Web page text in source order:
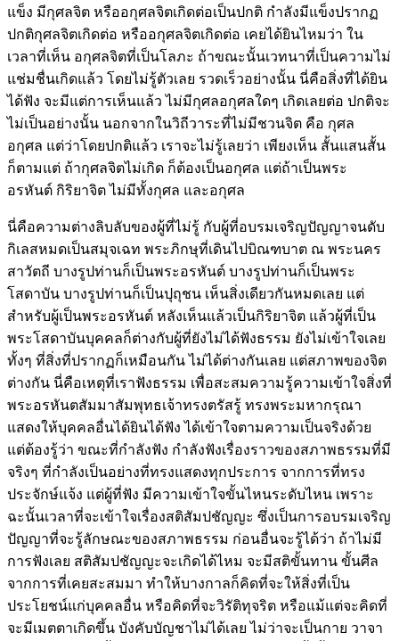
แข็ง มีกุศลจิต หรืออกุศลจิตเกิดต่อเป็นปกติ กำลังมีแข็งปรากฏ
ปกติกุศลจิตเกิดต่อ หรืออกุศลจิตเกิดต่อ เคยได้ยินไหมว่า ใน
เวลาที่เห็น อกุศลจิตที่เป็นโลภะ ถ้าขณะนั้นเวทนาที่เป็นความไม่
แช่มชื่นเกิดแล้ว โดยไม่รู้ตัวเลย รวดเร็วอย่างนั้น นี่คือสิ่งที่ได้ยิน
ได้ฟัง จะมีแต่การเห็นแล้ว ไม่มีกุศลอกุศลใดๆ เกิดเลยต่อ ปกติจะ
ไม่เป็นอย่างนั้น นอกจากในวิถีวาระที่ไม่มีชวนจิต คือ กุศล
อกุศล แต่ว่าโดยปกติแล้ว เราจะไม่รู้เลยว่า เพียงเห็น สั้นแสนสั้น
ก็ตามแต่ ถ้ากุศลจิตไม่เกิด ก็ต้องเป็นอกุศล แต่ถ้าเป็นพระ
อรหันต์ กิริยาจิต ไม่มีทั้งกุศล และอกุศล
นี่คือความต่างลิบลับของผู้ที่ไม่รู้ กับผู้ที่อบรมเจริญปัญญาจนดับ
กิเลสหมดเป็นสมุจเฉท พระภิกษุที่เดินไปบิณฑบาต ณ พระนคร
สาวัตถี บางรูปท่านก็เป็นพระอรหันต์ บางรูปท่านก็เป็นพระ
โสดาบัน บางรูปท่านก็เป็นปุถุชน เห็นสิ่งเดียวกันหมดเลย แต่
สำหรับผู้เป็นพระอรหันต์ หลังเห็นแล้วเป็นกิริยาจิต แล้วผู้ที่เป็น
พระโสดาบันบุคคลก็ต่างกับผู้ที่ยังไม่ได้ฟังธรรม ยังไม่เข้าใจเลย
ทั้งๆ ที่สิ่งที่ปรากฏก็เหมือนกัน ไม่ได้ต่างกันเลย แต่สภาพของจิต
ต่างกัน นี่คือเหตุที่เราฟังธรรม เพื่อสะสมความรู้ความเข้าใจสิ่งที่
พระอรหันตสัมมาสัมพุทธเจ้าทรงตรัสรู้ ทรงพระมหากรุณา
แสดงให้บุคคลอื่นได้ยินได้ฟัง ได้เข้าใจตามความเป็นจริงด้วย
แต่ต้องรู้ว่า ขณะที่กำลังฟัง กำลังฟังเรื่องราวของสภาพธรรมที่มี
จริงๆ ที่กำลังเป็นอย่างที่ทรงแสดงทุกประการ จากการที่ทรง
ประจักษ์แจ้ง แต่ผู้ที่ฟัง มีความเข้าใจขั้นไหนระดับไหน เพราะ
ฉะนั้นเวลาที่จะเข้าใจเรื่องสติสัมปชัญญะ ซึ่งเป็นการอบรมเจริญ
ปัญญาที่จะรู้ลักษณะของสภาพธรรม ก่อนอื่นจะรู้ได้ว่า ถ้าไม่มี
การฟังเลย สติสัมปชัญญะจะเกิดได้ไหม จะมีสติขั้นทาน ขั้นศีล
จากการที่เคยสะสมมา ทำให้บางกาลก็คิดที่จะให้สิ่งที่เป็น
ประโยชน์แก่บุคคลอื่น หรือคิดที่จะวิรัติทุจริต หรือแม้แต่จะคิดที่
จะมีเมตตาเกิดขึ้น บังคับบัญชาไม่ได้เลย ไม่ว่าจะเป็นกาย วาจา